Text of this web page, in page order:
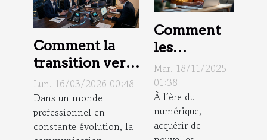
Comment la
transition vers
la VoIP
optimise la
communication
d'entreprise ?
Lun. 16/03/2026 00:48
Dans un monde
professionnel en
constante évolution, la
Comment
les
formations
en ligne
boostent-
elles votre
carrière ?
Mar. 18/11/2025
01:38
À l’ère du
numérique,
acquérir de